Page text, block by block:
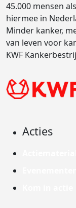
45.000 mensen
hiermee in
Minder kanker,
van leven voor
KWF
Acties